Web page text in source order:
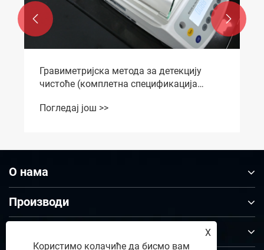
Гравиметријска метода за детекцију
чистоће (комплетна спецификација
Погледај још >>
 
О нама
Производи
X
Користимо колачиће да бисмо вам